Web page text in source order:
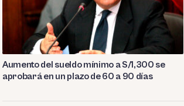
Aumento del sueldo mínimo a S/1,300 se
aprobará en un plazo de 60 a 90 días